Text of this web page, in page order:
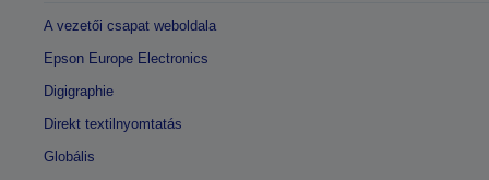
A vezetői csapat weboldala
Epson Europe Electronics
Digigraphie
Direkt textilnyomtatás
Globális